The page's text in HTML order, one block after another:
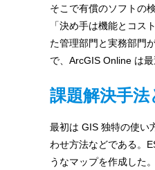
そこで有償のソフトの
「決め手は機能とコス
た管理部門と実務部門
で、ArcGIS Online は最
課題解決手法
最初は GIS 独特の使い
わせ方法などである。
うなマップを作成した。